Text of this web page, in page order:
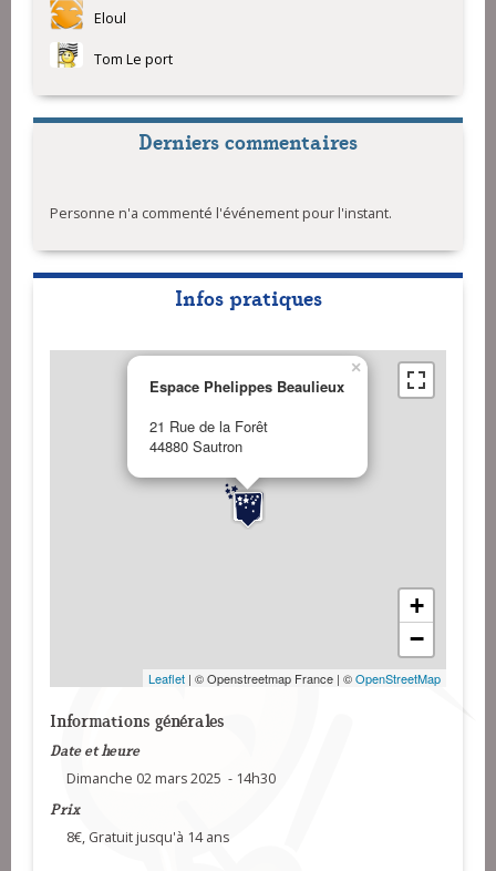
Eloul
Tom Le port
Derniers commentaires
Personne n'a commenté l'événement pour l'instant.
Infos pratiques
Espace Phelippes Beaulieux
21 Rue de la Forêt
44880 Sautron
×
+
−
Leaflet | © Openstreetmap France | ©OpenStreetMap
Informations générales
Date et heure
Dimanche 02 mars 2025 - 14h30
Prix
8€, Gratuit jusqu'à 14 ans